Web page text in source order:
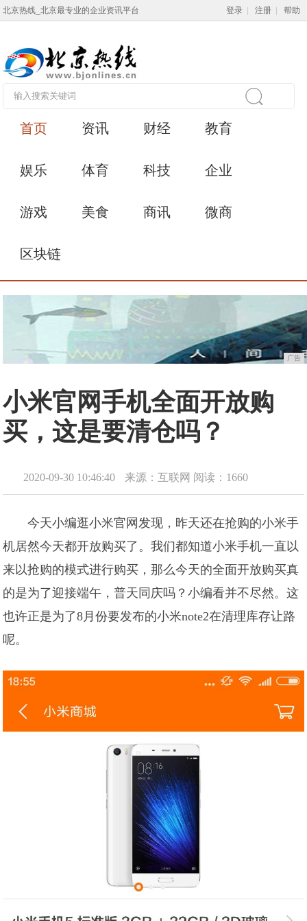
北京热线_北京最专业的企业资讯平台 登录 注册 帮助
首页 资讯 财经 教育
娱乐 体育 科技 企业
游戏 美食 商讯 微商
区块链
广告
小米官网手机全面开放购
买，这是要清仓吗？
2020-09-30 10:46:40 来源：互联网 阅读：1660
今天小编逛小米官网发现，昨天还在抢购的小米手
机居然今天都开放购买了。我们都知道小米手机一直以
来以抢购的模式进行购买，那么今天的全面开放购买真
的是为了迎接端午，普天同庆吗？小编看并不尽然。这
也许正是为了8月份要发布的小米note2在清理库存让路
呢。